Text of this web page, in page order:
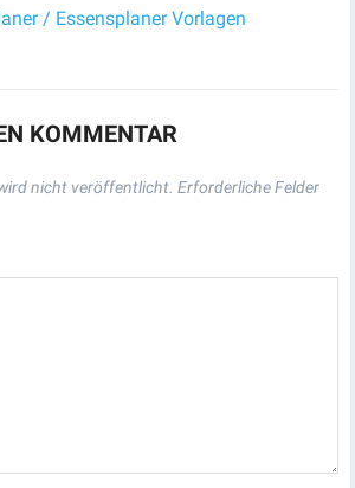
/ Essensplaner Vorlagen
KOMMENTAR
nicht veröffentlicht. Erforderliche Felder